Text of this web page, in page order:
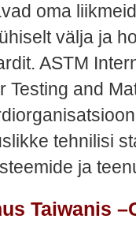
oma
välja ja
ASTM
Testing and
tehnilisi
ja
Taiwanis